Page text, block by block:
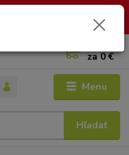
vybavíme po
Menu
Hľadať
za0 €